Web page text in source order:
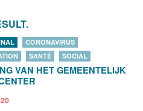
CORONAVIRUS
SANTÉ SOCIAL
VAN HET GEMEENTELIJK